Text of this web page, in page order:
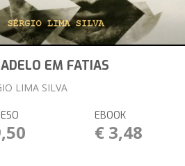
EM FATIAS
LIMA SILVA
EBOOK
€ 3,48